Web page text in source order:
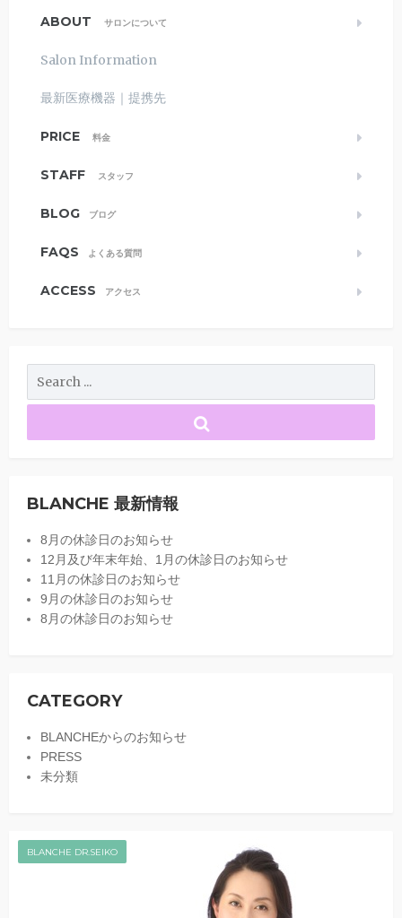
ABOUT サロンについて
Salon Information
最新医療機器｜提携先
PRICE 料金
STAFF スタッフ
BLOG ブログ
FAQS よくある質問
ACCESS アクセス
BLANCHE 最新情報
8月の休診日のお知らせ
12月及び年末年始、1月の休診日のお知らせ
11月の休診日のお知らせ
9月の休診日のお知らせ
8月の休診日のお知らせ
CATEGORY
BLANCHEからのお知らせ
PRESS
未分類
BLANCHE DR.SEIKO